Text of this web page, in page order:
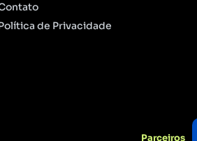
de Privacidade
Parceiros